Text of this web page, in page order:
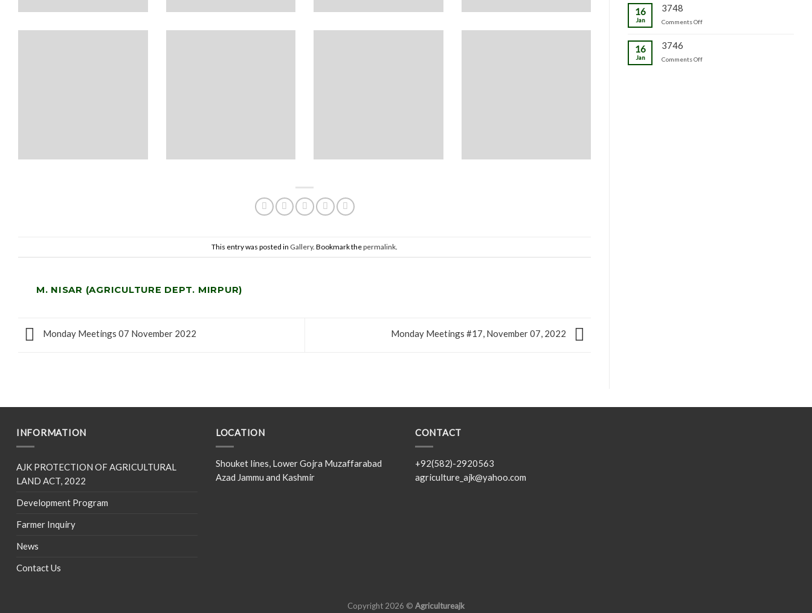
This entry was posted in Gallery. Bookmark thepermalink.
M. NISAR (AGRICULTURE DEPT. MIRPUR)
Monday Meetings 07 November 2022 Monday Meetings #17, November 07, 2022
16
Jan
3748
Comments Offon
16
Jan
3746
Comments Offon
INFORMATION
AJK PROTECTION OF AGRICULTURAL
LAND ACT, 2022
Development Program
Farmer Inquiry
News
Contact Us
LOCATION
Shouket lines, Lower Gojra Muzaffarabad
Azad Jammu and Kashmir
CONTACT
+92(582)-2920563
agriculture_ajk@yahoo.com
Copyright 2026 © Agricultureajk